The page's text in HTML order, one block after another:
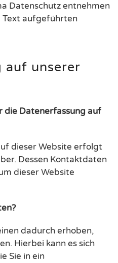
Datenschutz entnehmen
Text aufgeführten
auf unserer
die Datenerfassung auf
dieser Website erfolgt
Dessen Kontaktdaten
dieser Website
dadurch erhoben,
Hierbei kann es sich
Sie in ein